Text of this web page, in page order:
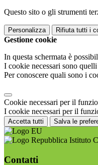
Questo sito o gli strumenti
Personalizza Rifiuta tutti i
Gestione cookie
In questa schermata è
I cookie necessari sono
Per conoscere quali sono i
Cookie necessari per il
I cookie necessari per il
Accetta tutti Salva le
Istituto
Contatti